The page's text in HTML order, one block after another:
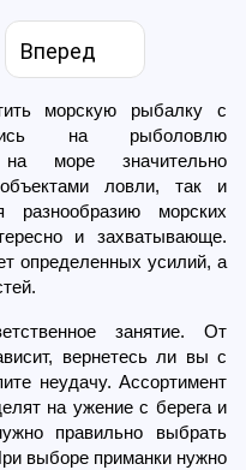
Вперед
морскую рыбалку с
на рыболовлю
на море значительно
ловли, так и
разнообразию морских
и захватывающе.
определенных усилий, а
занятие. От
вернетесь ли вы с
неудачу. Ассортимент
на ужение с берега и
правильно выбрать
выборе приманки нужно